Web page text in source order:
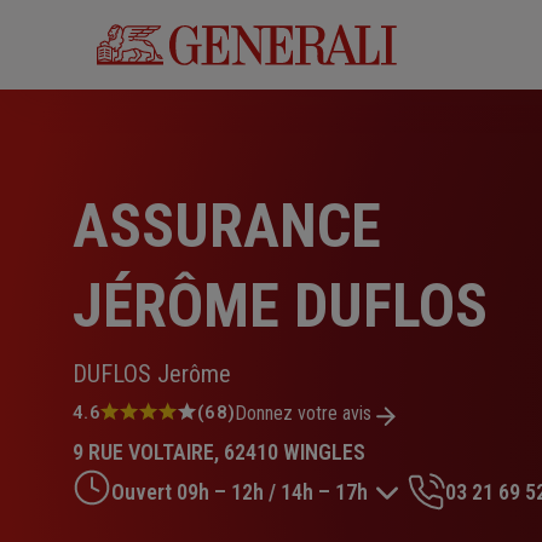
ASSURANCE
JÉRÔME DUFLOS
DUFLOS Jerôme
Note
4.6
sur
5
4.6 (68)Donnez votre avis
9 RUE VOLTAIRE, 62410 WINGLES
Ouvert 09h – 12h / 14h – 17h
03 21 69